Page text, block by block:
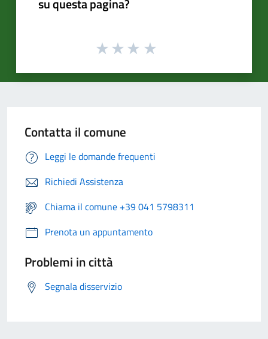
Contatta il comune
Leggi le domande frequenti
Richiedi Assistenza
Chiama il comune +39 041 5798311
Prenota un appuntamento
Problemi in città
Segnala disservizio